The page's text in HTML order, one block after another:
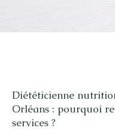
Diététicienne
Orléans : pourquoi
services ?